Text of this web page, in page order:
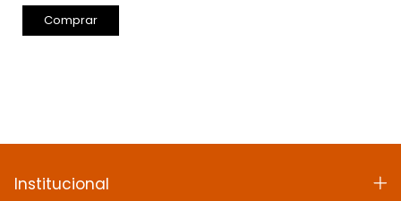
Comprar
Institucional